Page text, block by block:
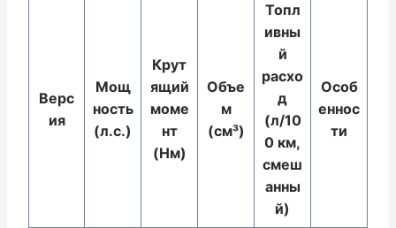
Верс
ия
Мощ
ность
(л.с.)
Крут
ящий
моме
нт
(Нм)
Объе
м
(см³)
Топл
ивны
й
расхо
д
(л/10
0 км,
смеш
анны
й)
Особ
еннос
ти